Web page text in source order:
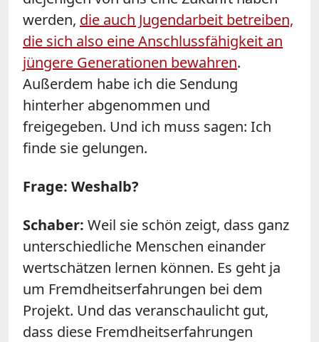
werden, die auch Jugendarbeit betreiben,
die sich also eine Anschlussfähigkeit an
jüngere Generationen bewahren.
Außerdem habe ich die Sendung
hinterher abgenommen und
freigegeben. Und ich muss sagen: Ich
finde sie gelungen.
Frage: Weshalb?
Schaber: Weil sie schön zeigt, dass ganz
unterschiedliche Menschen einander
wertschätzen lernen können. Es geht ja
um Fremdheitserfahrungen bei dem
Projekt. Und das veranschaulicht gut,
dass diese Fremdheitserfahrungen